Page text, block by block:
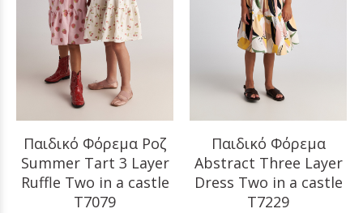
Παιδικό Φόρεμα Ροζ
Summer Tart 3 Layer
Ruffle Two in a castle
T7079
Παιδικό Φόρεμα
Abstract Three Layer
Dress Two in a castle
T7229